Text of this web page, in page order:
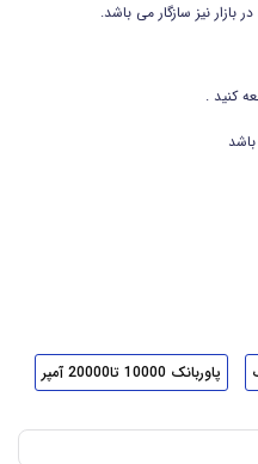
نیز سازگار می باشد.
کنید .
پاوربانک 10000 تا20000 آمپر